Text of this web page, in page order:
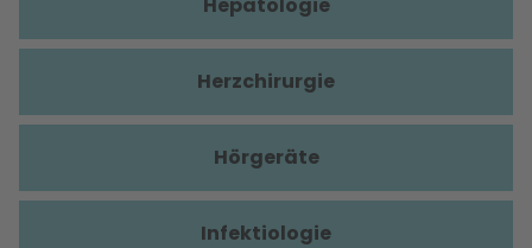
Herzchirurgie
Hörgeräte
Infektiologie